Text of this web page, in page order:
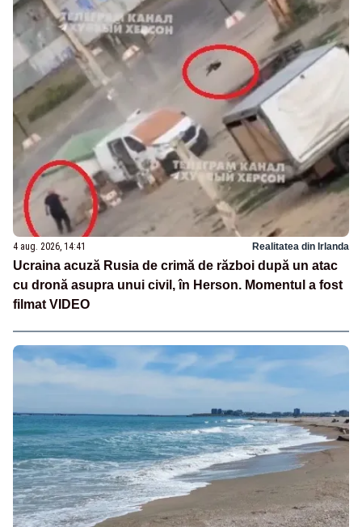
4 aug. 2026, 14:41 Realitatea din Irlanda
Ucraina acuză Rusia de crimă de război după un atac
cu dronă asupra unui civil, în Herson. Momentul a fost
filmat VIDEO